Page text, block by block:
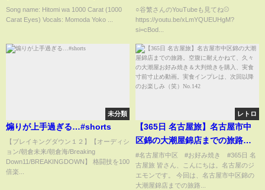
Song name: Hitomi wa 1000 Carat (1000
Carat Eyes) Vocals: Momoda Yoko ...
いました！
○谷繁さんのYouTubeも見てね⚾️
https://youtu.be/xLmYQUEUHgM?
si=cBod...
未分類
煽りが上手過ぎる…#shorts
【ブレイキングダウン１２】【オーディシ
ョン/朝倉未来/朝倉海/Breaking
Down11/BREAKINGDOWN】 格闘技を100
倍楽...
レトロ
【365日 名古屋旅】名古屋市中
区錦の大潮屋錦店までの旅路。
空腹に耐えかねて、久々の大潮
屋お好み焼き＆大判焼きを購
入、実食寸前寸止め動画。実食
#名古屋市中区 #お好み焼き #365日 名
古屋旅 皆さん、こんにちは。名古屋のジ
エモンです。 今回は、名古屋市中区錦の
大潮屋錦店までの旅路...